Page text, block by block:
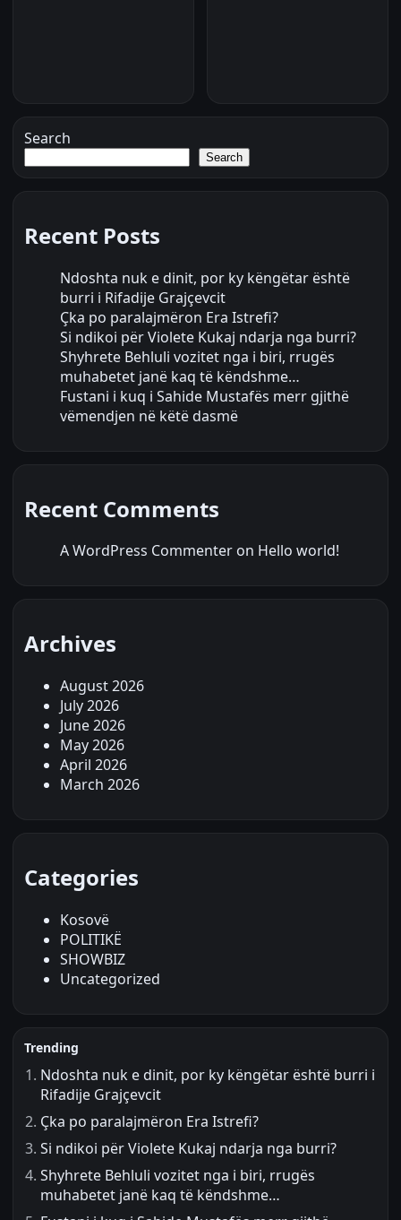
Search
Search
Recent Posts
Ndoshta nuk e dinit, por ky këngëtar është
burri i Rifadije Grajçevcit
Çka po paralajmëron Era Istrefi?
Si ndikoi për Violete Kukaj ndarja nga burri?
Shyhrete Behluli vozitet nga i biri, rrugës
muhabetet janë kaq të këndshme…
Fustani i kuq i Sahide Mustafës merr gjithë
vëmendjen në këtë dasmë
Recent Comments
A WordPress Commenter on Hello world!
Archives
August 2026
July 2026
June 2026
May 2026
April 2026
March 2026
Categories
Kosovë
POLITIKË
SHOWBIZ
Uncategorized
Trending
Ndoshta nuk e dinit, por ky këngëtar është burri i
Rifadije Grajçevcit
Çka po paralajmëron Era Istrefi?
Si ndikoi për Violete Kukaj ndarja nga burri?
Shyhrete Behluli vozitet nga i biri, rrugës
muhabetet janë kaq të këndshme…